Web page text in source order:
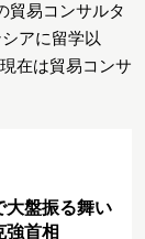
貿易コンサルタ
アに留学以
在は貿易コンサ
大盤振る舞い
強首相